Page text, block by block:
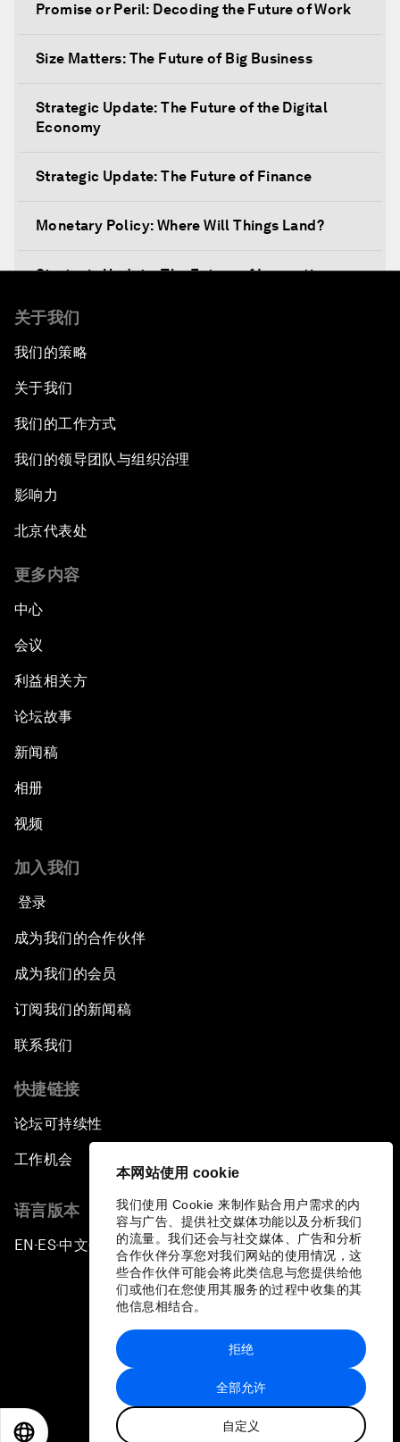
本网站使用 cookie
我们使用 Cookie 来制作贴合用户需求的内
容与广告、提供社交媒体功能以及分析我们
的流量。我们还会与社交媒体、广告和分析
合作伙伴分享您对我们网站的使用情况，这
些合作伙伴可能会将此类信息与您提供给他
们或他们在您使用其服务的过程中收集的其
他信息相结合。
全部允许
自定义
拒绝
Promise or Peril: Decoding the Future of Work
Size Matters: The Future of Big Business
Strategic Update: The Future of the Digital
Economy
Strategic Update: The Future of Finance
Monetary Policy: Where Will Things Land?
Strategic Update: The Future of Innovation
Discover a World beyond X and Y Genes
Fourth Industrial Revolution: The Impact on
Welcoming Remarks and Special Address
Opening Plenary with Xi Jinping, President of
What Is it to Be Human in the Fourth Industrial
An Insight, An Idea with Matt Damon and Gary
Outlook for the United States
Advancing the Sustainable Development
Agenda
Artificial Intelligence
A Conversation with Adel Al Jubeir on Middle
East Security
Powering Africa
Who Can Lead a Multipolar World?
An Insight, An Idea with Guy Standing
A Conversation with John Kerry: Diplomacy in
an Era of Disruption
Ending Corruption
Rebuilding Trust in the Healthcare Industry
The New Lead Characters
Terrorism in the Digital Age
关于我们
我们的策略
关于我们
我们的工作方式
我们的领导团队与组织治理
影响力
北京代表处
更多内容
中心
会议
利益相关方
论坛故事
新闻稿
相册
视频
加入我们
登录
成为我们的合作伙伴
成为我们的会员
订阅我们的新闻稿
联系我们
快捷链接
论坛可持续性
工作机会
语言版本
EN ▪ES▪中文▪ 日本語
站点地图
世界经济论坛